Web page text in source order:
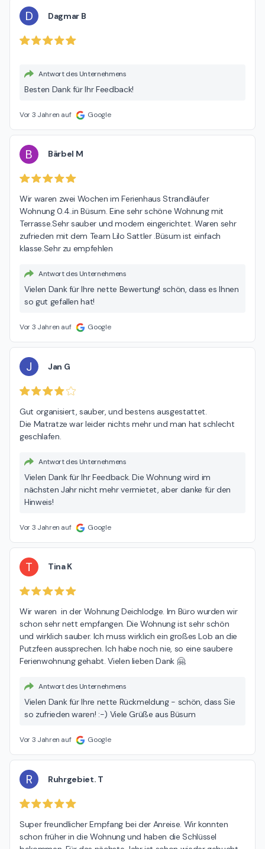
D Dagmar B
Antwort des Unternehmens
Besten Dank für Ihr Feedback!
Vor 3 Jahren auf Google
B Bärbel M
Wir waren zwei Wochen im Ferienhaus Strandläufer
Wohnung 0.4..in Büsum. Eine sehr schöne Wohnung mit
Terrasse.Sehr sauber und modern eingerichtet. Waren sehr
zufrieden mit dem Team Lilo Sattler .Büsum ist einfach
klasse.Sehr zu empfehlen
Antwort des Unternehmens
Vielen Dank für Ihre nette Bewertung! schön, dass es Ihnen
so gut gefallen hat!
Vor 3 Jahren auf Google
J Jan G
Gut organisiert, sauber, und bestens ausgestattet.
Die Matratze war leider nichts mehr und man hat schlecht
geschlafen.
Antwort des Unternehmens
Vielen Dank für Ihr Feedback. Die Wohnung wird im
nächsten Jahr nicht mehr vermietet, aber danke für den
Hinweis!
Vor 3 Jahren auf Google
T Tina K
Wir waren  in der Wohnung Deichlodge. Im Büro wurden wir
schon sehr nett empfangen. Die Wohnung ist sehr schön
und wirklich sauber. Ich muss wirklich ein großes Lob an die
Putzfeen aussprechen. Ich habe noch nie, so eine saubere
Ferienwohnung gehabt. Vielen lieben Dank 🤗.
Antwort des Unternehmens
Vielen Dank für Ihre nette Rückmeldung - schön, dass Sie
so zufrieden waren! :-) Viele Grüße aus Büsum
Vor 3 Jahren auf Google
R Ruhrgebiet. T
Super freundlicher Empfang bei der Anreise. Wir konnten
schon früher in die Wohnung und haben die Schlüssel